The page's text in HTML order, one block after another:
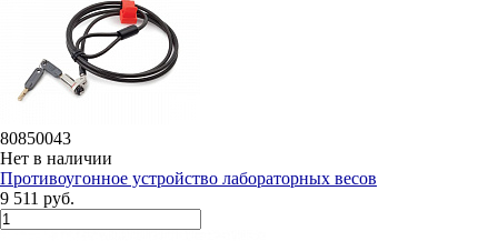
80850043
Нет в наличии
Противоугонное устройство лабораторных весов
9 511 руб.